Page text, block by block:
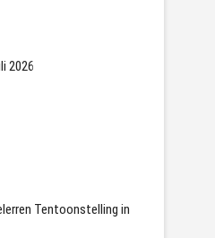
2026
Tentoonstelling in